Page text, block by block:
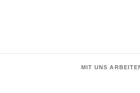
MIT UNS